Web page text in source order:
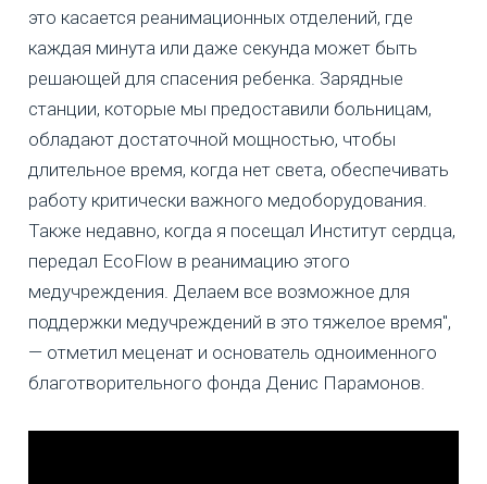
это касается реанимационных отделений, где
каждая минута или даже секунда может быть
решающей для спасения ребенка. Зарядные
станции, которые мы предоставили больницам,
обладают достаточной мощностью, чтобы
длительное время, когда нет света, обеспечивать
работу критически важного медоборудования.
Также недавно, когда я посещал Институт сердца,
передал EcoFlow в реанимацию этого
медучреждения. Делаем все возможное для
поддержки медучреждений в это тяжелое время",
— отметил меценат и основатель одноименного
благотворительного фонда Денис Парамонов.